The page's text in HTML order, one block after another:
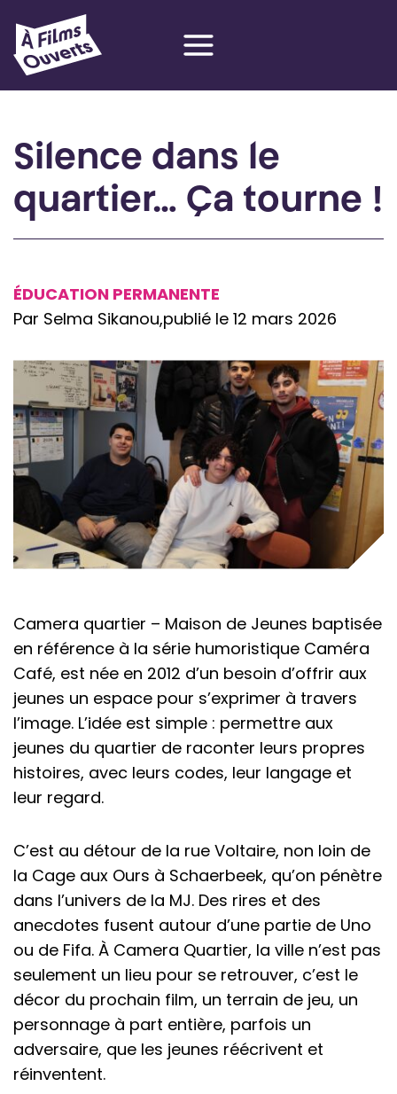
contenu
Silence dans le
quartier… Ça tourne !
ÉDUCATION PERMANENTE
Par Selma Sikanou,publié le 12 mars 2026
Camera quartier – Maison de Jeunes baptisée
en référence à la série humoristique Caméra
Café, est née en 2012 d’un besoin d’offrir aux
jeunes un espace pour s’exprimer à travers
l’image. L’idée est simple : permettre aux
jeunes du quartier de raconter leurs propres
histoires, avec leurs codes, leur langage et
leur regard.
C’est au détour de la rue Voltaire, non loin de
la Cage aux Ours à Schaerbeek, qu’on pénètre
dans l’univers de la MJ. Des rires et des
anecdotes fusent autour d’une partie de Uno
ou de Fifa. À Camera Quartier, la ville n’est pas
seulement un lieu pour se retrouver, c’est le
décor du prochain film, un terrain de jeu, un
personnage à part entière, parfois un
adversaire, que les jeunes réécrivent et
réinventent.